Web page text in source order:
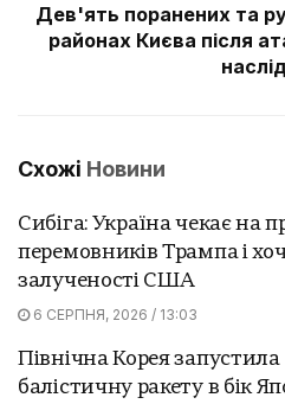
Дев'ять поранених та
районах Києва після
Схожі Новини
Сибіга: Україна чекає на
перемовників Трампа і
залученості США
6 СЕРПНЯ, 2026 / 13:03
Північна Корея запустила
балістичну ракету в бік